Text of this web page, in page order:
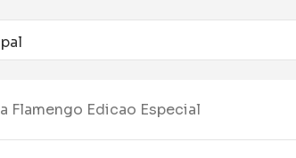
Flamengo Edicao Especial